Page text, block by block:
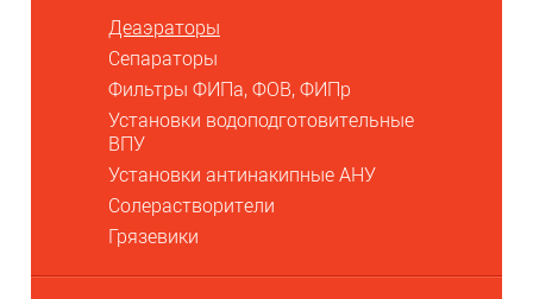
Деаэраторы
Сепараторы
Фильтры ФИПа, ФОВ, ФИПр
Установки водоподготовительные
ВПУ
Установки антинакипные АНУ
Солерастворители
Грязевики